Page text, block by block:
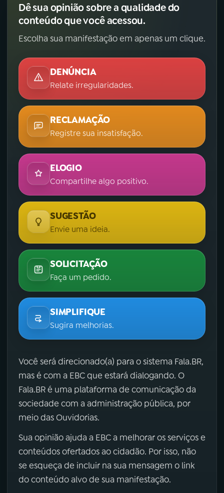
Dê sua opinião sobre a qualidade do
conteúdo que você acessou.
Escolha sua manifestação em apenas um clique.
DENÚNCIA
Relate irregularidades.
RECLAMAÇÃO
Registre sua insatisfação.
ELOGIO
Compartilhe algo positivo.
SUGESTÃO
Envie uma ideia.
SOLICITAÇÃO
Faça um pedido.
SIMPLIFIQUE
Sugira melhorias.
Você será direcionado(a) para o sistema Fala.BR,
mas é com a EBC que estará dialogando. O
Fala.BR é uma plataforma de comunicação da
sociedade com a administração pública, por
meio das Ouvidorias.
Sua opinião ajuda a EBC a melhorar os serviços e
conteúdos ofertados ao cidadão. Por isso, não
se esqueça de incluir na sua mensagem o link
do conteúdo alvo de sua manifestação.